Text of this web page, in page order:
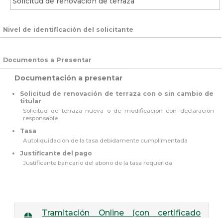
Nivel de identificación del solicitante
Documentos a Presentar
Documentación a presentar
Solicitud de renovación de terraza con o sin cambio de
titular
Solicitud de terraza nueva o de modificación con declaración
responsable
Tasa
Autoliquidación de la tasa debidamente cumplimentada
Justificante del pago
Justificante bancario del abono de la tasa requerida
Tramitación Online (con certificado